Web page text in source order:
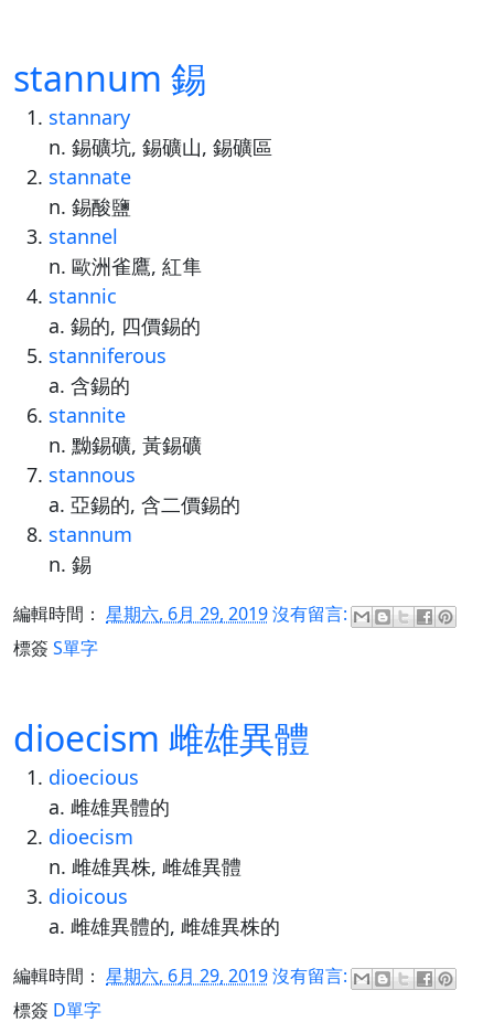
stannum 錫
stannary
n. 錫礦坑, 錫礦山, 錫礦區
stannate
n. 錫酸鹽
stannel
n. 歐洲雀鷹, 紅隼
stannic
a. 錫的, 四價錫的
stanniferous
a. 含錫的
stannite
n. 黝錫礦, 黃錫礦
stannous
a. 亞錫的, 含二價錫的
stannum
n. 錫
編輯時間： 星期六, 6月 29, 2019沒有留言:
標簽 S單字
dioecism 雌雄異體
dioecious
a. 雌雄異體的
dioecism
n. 雌雄異株, 雌雄異體
dioicous
a. 雌雄異體的, 雌雄異株的
編輯時間： 星期六, 6月 29, 2019沒有留言:
標簽 D單字